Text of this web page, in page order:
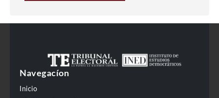
Navegacíon
Inicio